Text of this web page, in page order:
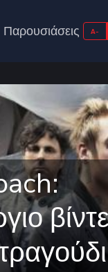
Παρουσιάσεις A-